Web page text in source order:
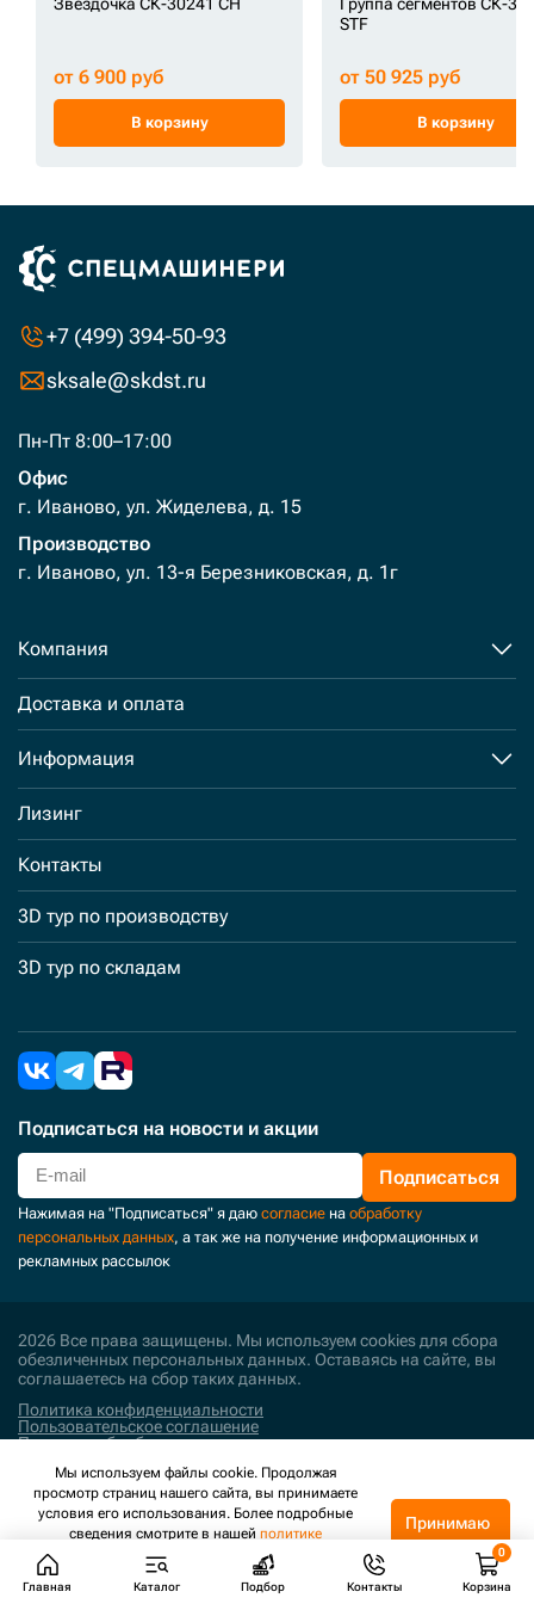
от 6 900 руб
В корзину
STF
от 50 925 руб
В корзину
+7 (499) 394-50-93
sksale@skdst.ru
Пн-Пт 8:00–17:00
Офис
г. Иваново, ул. Жиделева, д. 15
Производство
г. Иваново, ул. 13-я Березниковская, д. 1г
Компания
Доставка и оплата
Информация
Лизинг
Контакты
3D тур по производству
3D тур по складам
Подписаться на новости и акции
Подписаться
Нажимая на "Подписаться" я даю согласие на обработку
персональных данных, а так же на получение информационных и
рекламных рассылок
2026 Все права защищены. Мы используем cookies для сбора
обезличенных персональных данных. Оставаясь на сайте, вы
соглашаетесь на сбор таких данных.
Политика конфиденциальности
Пользовательское соглашение
Политика обработки персональных данных
Поддержка и развитие
Главная Каталог Подбор Контакты Корзина
Мы используем файлы cookie. Продолжая
просмотр страниц нашего сайта, вы принимаете
условия его использования. Более подробные
сведения смотрите в нашей политике
конфиденциальности.
Принимаю